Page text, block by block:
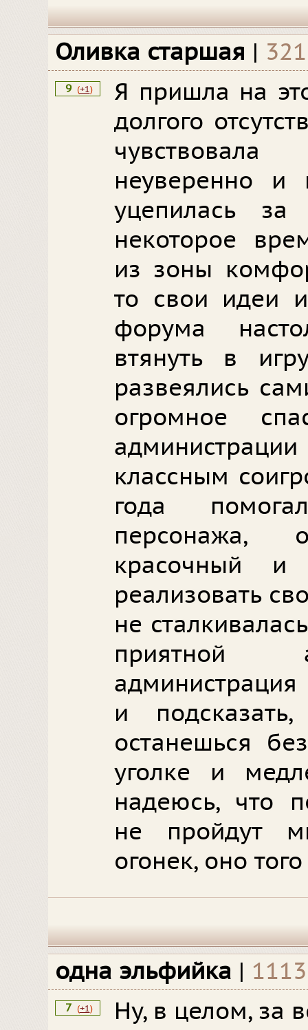
Оливка старшая |
9 (+1)
Я пришла на
долгого
неуверенно и
уцепилась
некоторое
из зоны
то свои идеи
форума
втянуть в
развеялись
огромное
классным
года
персонажа,
красочный и
реализовать
не
приятной
администрация
и
останешься
уголке и
надеюсь, что
не пройдут
огонек, оно
одна эльфийка |
7 (+1)
Ну, в целом, за